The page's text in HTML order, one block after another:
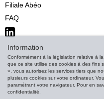
Filiale Abéo
FAQ
Information
Conformément à la législation relative à
que ce site utilise des cookies à des fins
», vous autorisez les services tiers que
plusieurs cookies sur votre ordinateur.
paramétrant votre navigateur. Pour en
confidentialité.